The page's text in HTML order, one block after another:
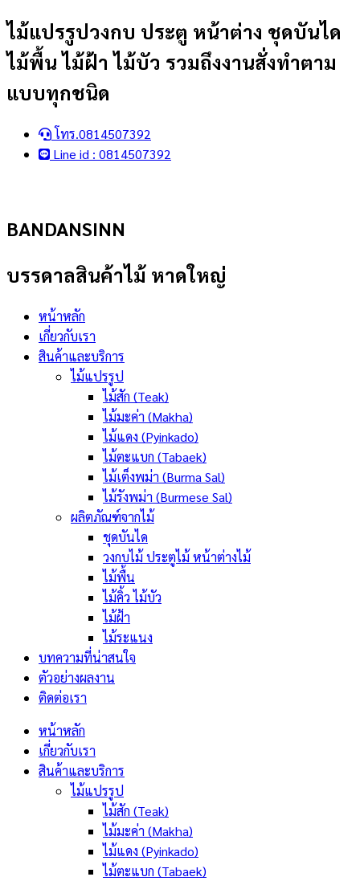
Skip
content
ไม้แปรรูปวงกบ ประตู หน้าต่าง ชุดบันได
ไม้พื้น ไม้ฝ้า ไม้บัว รวมถึงงานสั่งทำตาม
แบบทุกชนิด
โทร.0814507392
Line id : 0814507392
BANDANSINN
บรรดาลสินค้าไม้ หาดใหญ่
หน้าหลัก
เกี่ยวกับเรา
สินค้าและบริการ
ไม้แปรรูป
ไม้สัก (Teak)
ไม้มะค่า (Makha)
ไม้แดง (Pyinkado)
ไม้ตะแบก (Tabaek)
ไม้เต็งพม่า (Burma Sal)
ไม้รังพม่า (Burmese Sal)
ผลิตภัณฑ์จากไม้
ชุดบันได
วงกบไม้ ประตูไม้ หน้าต่างไม้
ไม้พื้น
ไม้คิ้ว ไม้บัว
ไม้ฝ้า
ไม้ระแนง
บทความที่น่าสนใจ
ตัวอย่างผลงาน
ติดต่อเรา
หน้าหลัก
เกี่ยวกับเรา
สินค้าและบริการ
ไม้แปรรูป
ไม้สัก (Teak)
ไม้มะค่า (Makha)
ไม้แดง (Pyinkado)
ไม้ตะแบก (Tabaek)